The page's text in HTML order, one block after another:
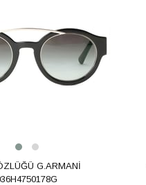
G.ARMANİ